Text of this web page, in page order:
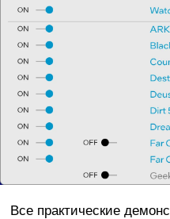
Все практические